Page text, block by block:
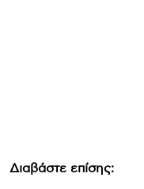
Διαβάστε επίσης: